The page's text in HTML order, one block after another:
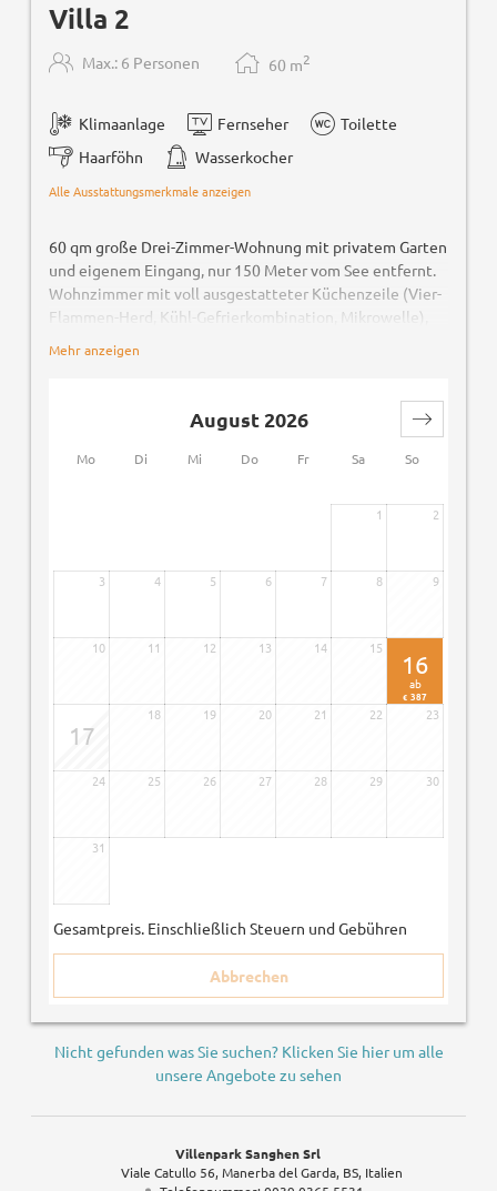
Villa 2
Max.: 6 Personen 60 m2
Klimaanlage Fernseher
Toilette
Haarföhn
Wasserkocher
Alle Ausstattungsmerkmale anzeigen
60 qm große Drei-Zimmer-Wohnung mit privatem Garten
und eigenem Eingang, nur 150 Meter vom See entfernt.
Wohnzimmer mit voll ausgestatteter Küchenzeile (Vier-
Flammen-Herd, Kühl-Gefrierkombination, Mikrowelle),
möglich), Badezimmer mit Dusche. Klimaanlage in allen
inklusive. Privater Garten mit Tisch, Stühlen und
Sonnenliegen. Parkplatz. Haustiere erlaubt.
Mehr anzeigen
Mo Di Mi Do Fr Sa So
August 2026
1 2
3 4 5 6 7 8 9
10 11 12 13 14 15
16
ab
€ 387
17
18 19 20 21 22 23
24 25 26 27 28 29 30
31
Gesamtpreis. Einschließlich Steuern und Gebühren
Abbrechen
Nicht gefunden was Sie suchen? Klicken Sie hier um alle
unsere Angebote zu sehen
Villenpark Sanghen Srl
Viale Catullo 56 Manerba del Garda, BS Italien